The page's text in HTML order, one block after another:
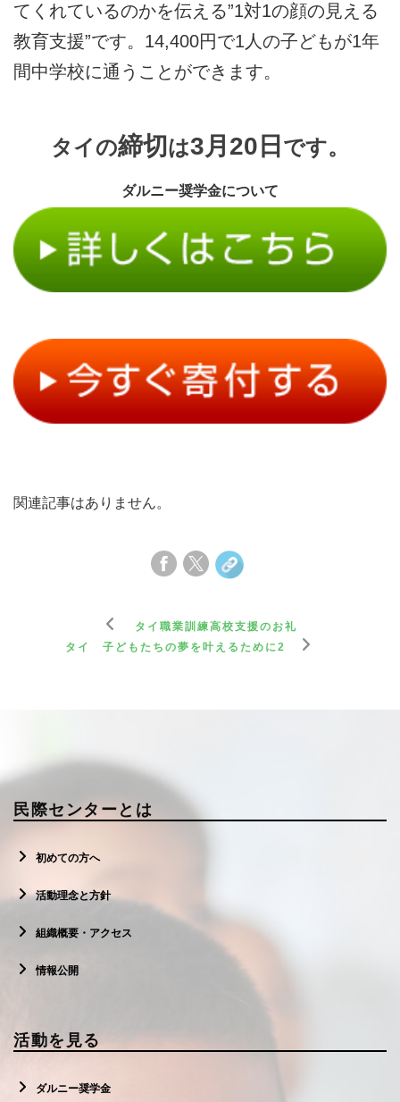
てくれているのかを伝える”1対1の顔の見える
教育支援”です。14,400円で1人の子どもが1年
間中学校に通うことができます。
タイの締切 は3月20日 です。
ダルニー奨学金について
関連記事はありません。
タイ職業訓練高校支援のお礼
タイ 子どもたちの夢を叶えるために2
民際センターとは
初めての方へ
活動理念と方針
組織概要・アクセス
情報公開
活動を見る
ダルニー奨学金